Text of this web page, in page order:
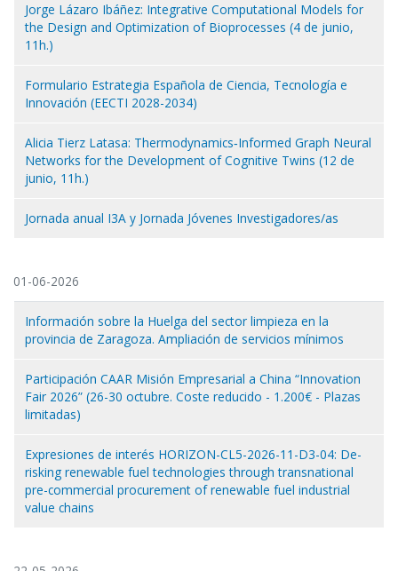
Jorge Lázaro Ibáñez: Integrative Computational Models for
the Design and Optimization of Bioprocesses (4 de junio,
11h.)
Formulario Estrategia Española de Ciencia, Tecnología e
Innovación (EECTI 2028-2034)
Alicia Tierz Latasa: Thermodynamics‑Informed Graph Neural
Networks for the Development of Cognitive Twins (12 de
junio, 11h.)
Jornada anual I3A y Jornada Jóvenes Investigadores/as
01-06-2026
Información sobre la Huelga del sector limpieza en la
provincia de Zaragoza. Ampliación de servicios mínimos
Participación CAAR Misión Empresarial a China “Innovation
Fair 2026” (26-30 octubre. Coste reducido - 1.200€ - Plazas
limitadas)
Expresiones de interés HORIZON-CL5-2026-11-D3-04: De-
risking renewable fuel technologies through transnational
pre-commercial procurement of renewable fuel industrial
value chains